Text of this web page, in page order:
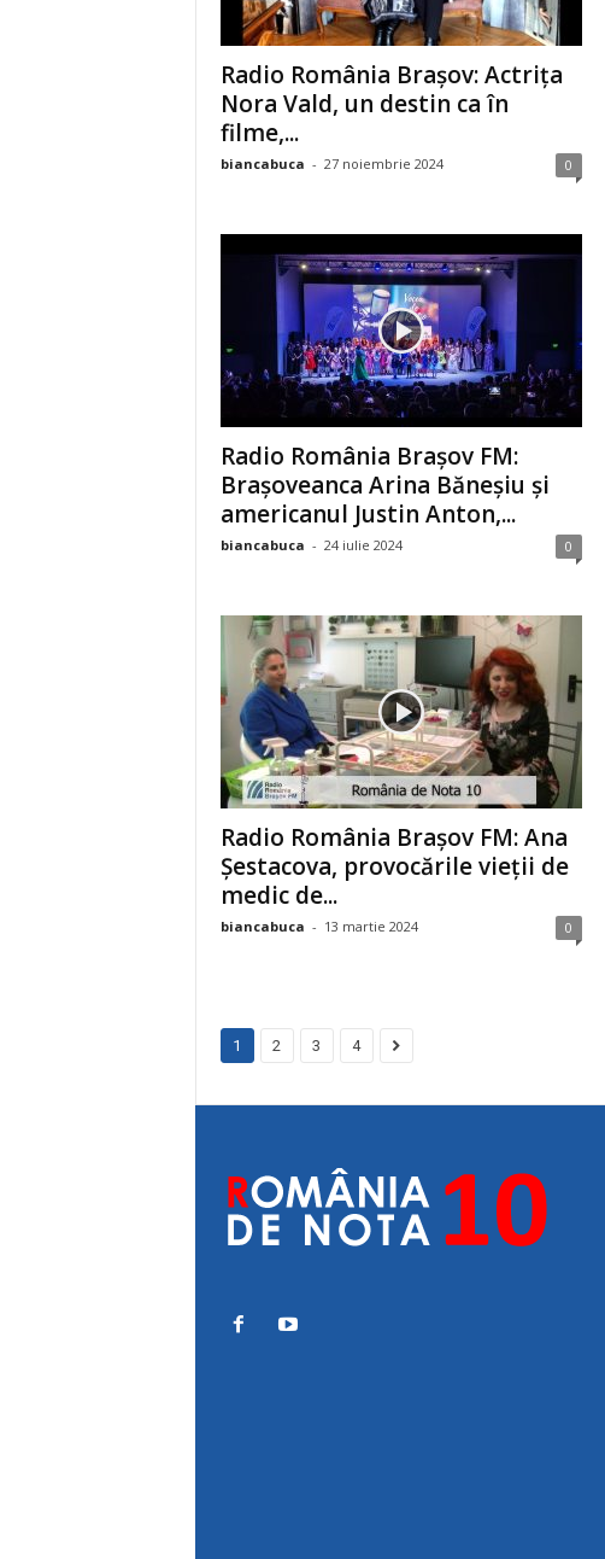
Radio România Brașov: Actrița
Nora Vald, un destin ca în
filme,...
biancabuca - 27 noiembrie 2024 0
Radio România Brașov FM:
Brașoveanca Arina Băneșiu și
americanul Justin Anton,...
biancabuca - 24 iulie 2024 0
Radio România Brașov FM: Ana
Șestacova, provocările vieții de
medic de...
biancabuca - 13 martie 2024 0
1 2 3 4